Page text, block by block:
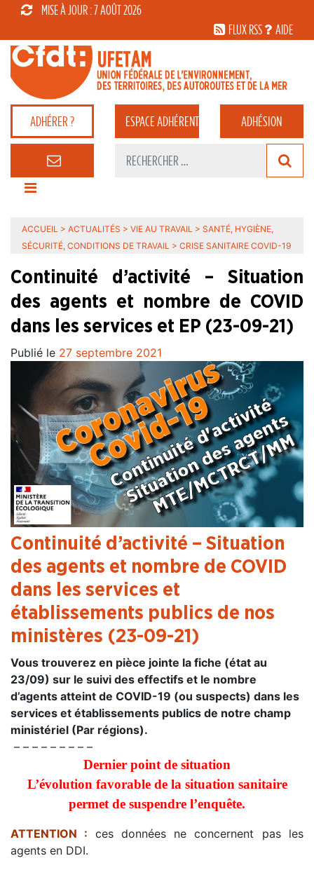
MISE À JOUR : 7 AOÛT 2026
FLUX RSS
AIDE
ADHÉRER ? ESPACEADHÉRENT ADHÉSION
ACCUEIL > ACTUALITÉS > VIE AU TRAVAIL > SANTÉ, HYGIÈNE,
SÉCURITÉ, CONDITIONS DE TRAVAIL > CRISE SANITAIRE COVID-19
Continuité d’activité – Situation
des agents et nombre de COVID
dans les services et EP (23-09-21)
Publié le 27 septembre 2021
Continuité d’activité – Situation
des agents et nombre de COVID
dans les services et
établissements publics de nos
ministères (23-09-21)
Vous trouverez en pièce jointe la fiche (état au
23/09) sur le suivi des effectifs et le nombre
d’agents atteint de COVID-19 (ou suspects) dans les
services et établissements publics de notre champ
ministériel (Par régions).
– – – – – – – – –
Dernier point de situation
L’évolution favorable de la situation sanitaire
permet de suspendre l’enquête.
ATTENTION : ces données ne concernent pas les
agents en DDI.